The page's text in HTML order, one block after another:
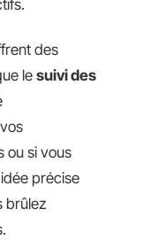
des
le suivi des
ou si vous
précise
brûlez